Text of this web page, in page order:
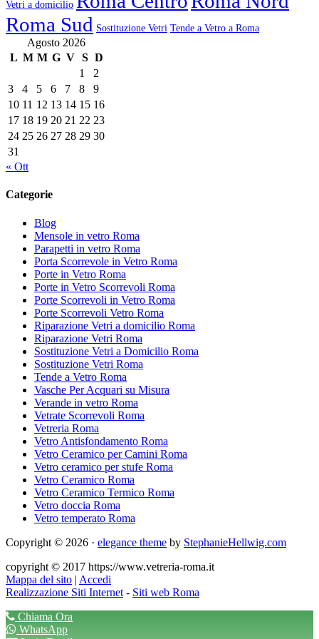
Vetri a domicilio
Roma Sud Sostituzione Vetri Tende a Vetro a Roma
Agosto 2026
L M M G V S D
1
2
3
4 5 6 7 8
9
10 11 12 13 14 15 16
17 18 19 20 21 22 23
24 25 26 27 28 29 30
31
« Ott
Categorie
Blog
Mensole in vetro Roma
Parapetti in vetro Roma
Porta Scorrevole in Vetro Roma
Porte in Vetro Roma
Porte in Vetro Scorrevoli Roma
Porte Scorrevoli in Vetro Roma
Porte Scorrevoli Vetro Roma
Riparazione Vetri a domicilio Roma
Riparazione Vetri Roma
Sostituzione Vetri a Domicilio Roma
Sostituzione Vetri Roma
Tende a Vetro Roma
Vasche Per Acquari su Misura
Verande in vetro Roma
Vetrate Scorrevoli Roma
Vetreria Roma
Vetro Antisfondamento Roma
Vetro Ceramico per Camini Roma
Vetro ceramico per stufe Roma
Vetro Ceramico Roma
Vetro Ceramico Termico Roma
Vetro doccia Roma
Vetro temperato Roma
Copyright © 2026 · elegance theme by StephanieHellwig.com
copyright © 2017 https://www.vetreria-roma.it
Mappa del sito | Accedi
Realizzazione Siti Internet - Siti web Roma
Chiama Ora
WhatsApp